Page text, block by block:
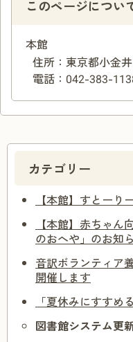
このページについ
本館
住所： 東京都小金
電話： 042-383-
カテゴリー
【本館】すとーり
【本館】赤ちゃん
のおへや」のお知
音訳ボランティア
開催します
「夏休みにすすめ
図書館システム更